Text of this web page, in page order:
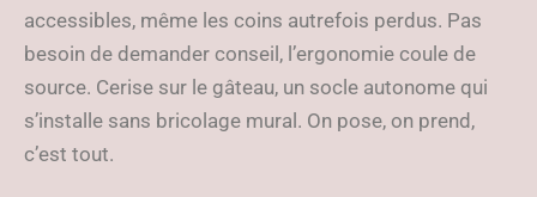
accessibles, même les coins autrefois perdus. Pas
besoin de demander conseil, l’ergonomie coule de
source. Cerise sur le gâteau, un socle autonome qui
s’installe sans bricolage mural. On pose, on prend,
c’est tout.